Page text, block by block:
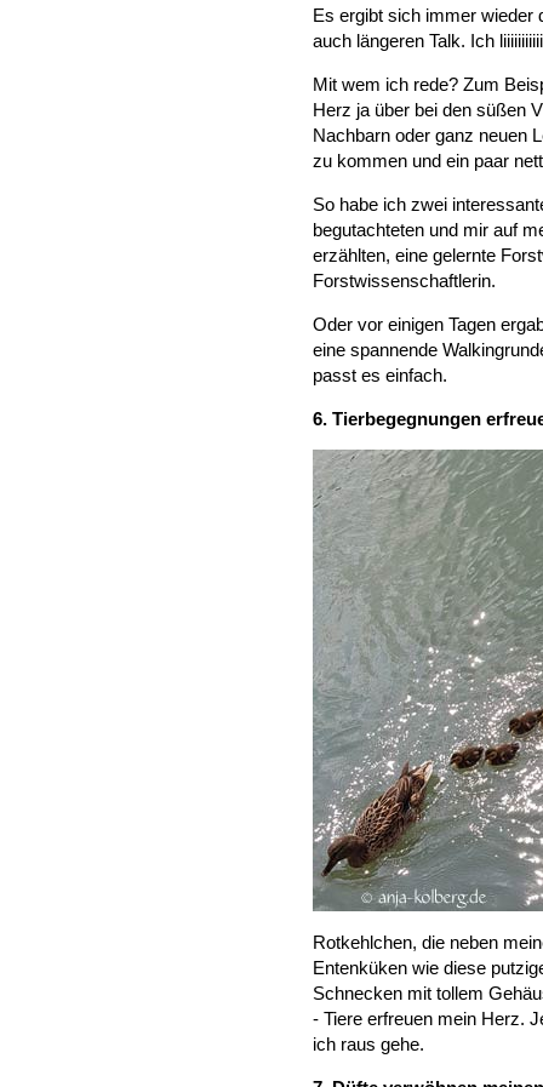
Es ergibt sich immer wieder
auch längeren Talk. Ich
Mit wem ich rede? Zum
Herz ja über bei den süßen
Nachbarn oder ganz neuen
zu kommen und ein paar
So habe ich zwei
begutachteten und mir auf
erzählten, eine gelernte
Forstwissenschaftlerin.
Oder vor einigen Tagen
eine spannende
passt es einfach.
6. Tierbegegnungen
Rotkehlchen, die neben
Entenküken wie diese
Schnecken mit tollem
- Tiere erfreuen mein Herz.
ich raus gehe.